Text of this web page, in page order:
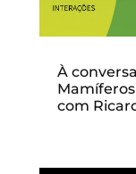
À
com